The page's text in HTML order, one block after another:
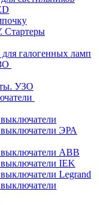
галогенных ламп
УЗО
ЭРА
ABB
IEK
Legrand